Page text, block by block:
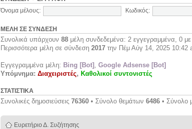
Όνομα μέλους: Κωδικός:
ΜΈΛΗ ΣΕ ΣΎΝΔΕΣΗ
Συνολικά υπάρχουν 88 μέλη συνδεδεμένα: 2 εγγεγραμμένα, 0
Περισσότερα μέλη σε σύνδεση 2017 την Πέμ Αύγ 14, 2025 10:42
Εγγεγραμμένα μέλη: Bing [Bot] , Google Adsense [Bot]
Υπόμνημα: Διαχειριστές, Καθολικοί συντονιστές
ΣΤΑΤΙΣΤΙΚΆ
Συνολικές δημοσιεύσεις 76360 • Σύνολο θεμάτων 6486 • Σύνολο
Ευρετήριο Δ. Συζήτησης